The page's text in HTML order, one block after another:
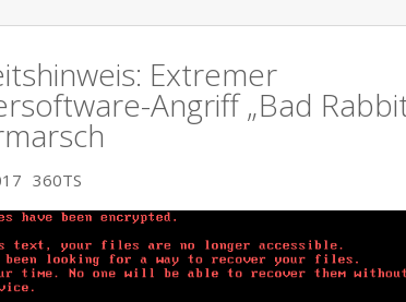
Extremer
Angriff „Bad
360TS